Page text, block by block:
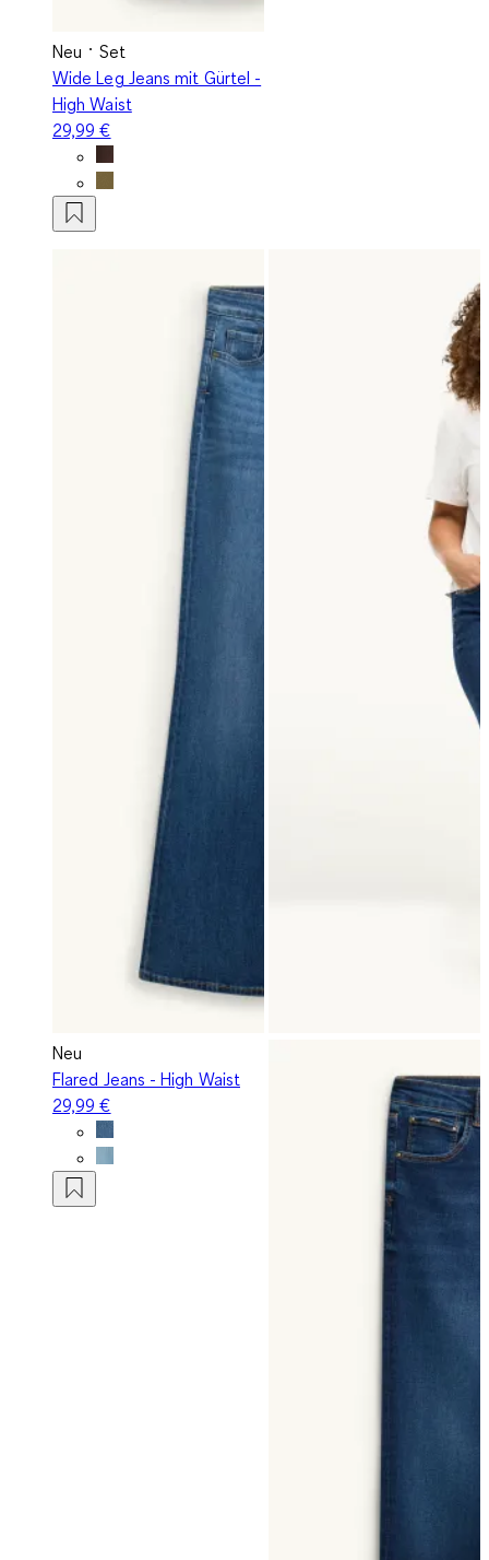
Neu
Set
Wide Leg Jeans mit Gürtel -
High Waist
29,99 €
Neu
Flared Jeans - High Waist
29,99 €